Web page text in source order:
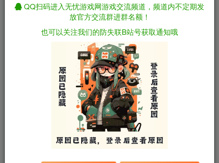
迅雷下载
sygu.cc
2026年04月04日
QQ扫码进入无忧游戏网游戏交流频道，频道内不定期发
放官方交流群进群名额！
也可以关注我们的防失联B站号获取通知哦